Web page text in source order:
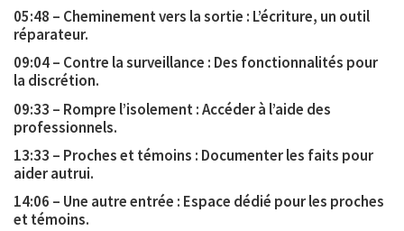
05:48 – Cheminement vers la sortie : L’écriture, un outil
réparateur.
09:04 – Contre la surveillance : Des fonctionnalités pour
la discrétion.
09:33 – Rompre l’isolement : Accéder à l’aide des
professionnels.
13:33 – Proches et témoins : Documenter les faits pour
aider autrui.
14:06 – Une autre entrée : Espace dédié pour les proches
et témoins.